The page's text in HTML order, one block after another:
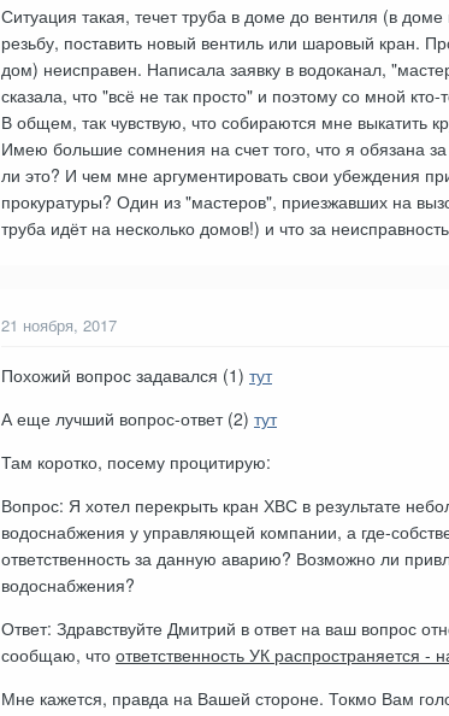
Ситуация такая, течет труба в доме до вентиля (в
резьбу, поставить новый вентиль или шаровый кран.
дом) неисправен. Написала заявку в водоканал,
сказала, что "всё не так просто" и поэтому со мной
В общем, так чувствую, что собираются мне выкатить
Имею большие сомнения на счет того, что я обязана за
ли это? И чем мне аргументировать свои убеждения
прокуратуры? Один из "мастеров", приезжавших на
труба идёт на несколько домов!) и что за
21 ноября, 2017
Похожий вопрос задавался (1) тут
А еще лучший вопрос-ответ (2) тут
Там коротко, посему процитирую:
Вопрос: Я хотел перекрыть кран ХВС в результате
водоснабжения у управляющей компании, а где-
ответственность за данную аварию? Возможно ли
водоснабжения?
Ответ: Здравствуйте Дмитрий в ответ на ваш вопрос
сообщаю, что ответственность УК распространяется
Мне кажется, правда на Вашей стороне. Токмо Вам